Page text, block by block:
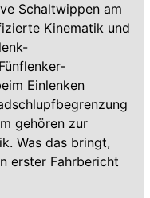
Schaltwippen am
Kinematik und
Einlenken
gehören zur
Was das bringt,
erster Fahrbericht